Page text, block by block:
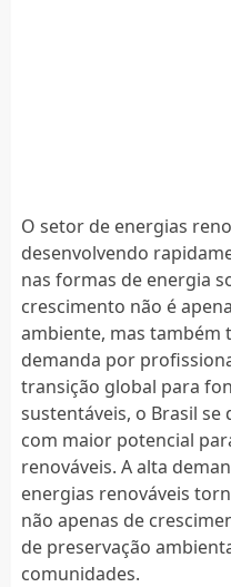
O setor de energias
desenvolvendo
nas formas de energia
crescimento não é
ambiente, mas também
demanda por
transição global para
sustentáveis, o Brasil se
com maior potencial
renováveis. A alta
energias renováveis
não apenas de
de preservação
comunidades.